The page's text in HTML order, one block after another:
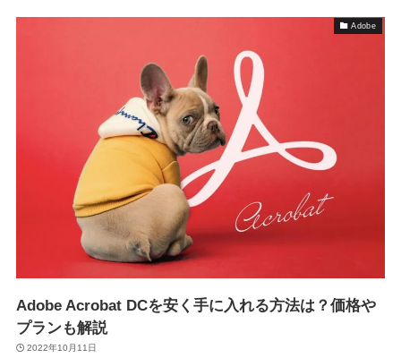
Adobe
Adobe Acrobat DCを安く手に入れる方法は？価格や
プランも解説
2022年10月11日